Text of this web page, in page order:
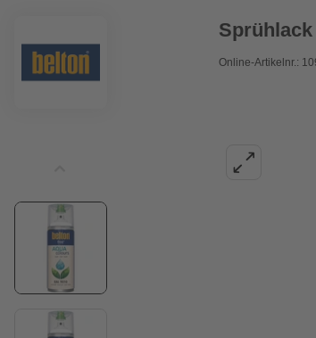
Online-Artikelnr.: